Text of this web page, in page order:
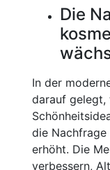
Die
In der
darauf gelegt,
die Nachfrage
erhöht. Die
verbessern,